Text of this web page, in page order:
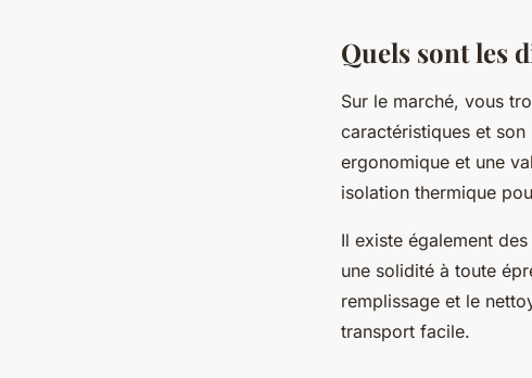
Quels sont les
Sur le marché, vous
caractéristiques et
ergonomique et une
isolation thermique
Il existe également
une solidité à toute
remplissage et le
transport facile.